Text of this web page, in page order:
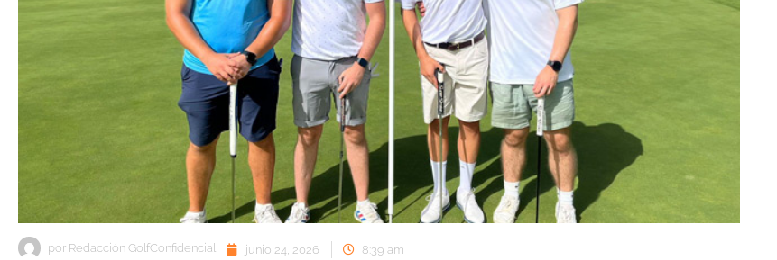
por Redacción GolfConfidencial junio 24, 2026 8:39 am